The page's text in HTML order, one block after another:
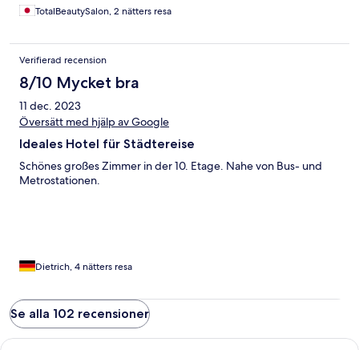
TotalBeautySalon, 2 nätters resa
Verifierad recension
8/10 Mycket bra
11 dec. 2023
Översätt med hjälp av Google
Ideales Hotel für Städtereise
Schönes großes Zimmer in der 10. Etage. Nahe von Bus- und
Metrostationen.
Dietrich, 4 nätters resa
Se alla 102 recensioner